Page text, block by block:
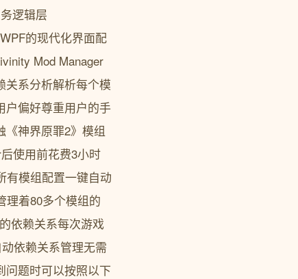
逻辑层
的现代化界面配
Mod Manager
关系分析解析每个模
户偏好尊重用户的手
神界原罪2》模组
使用前花费3小时
有模组配置一键自动
理着80多个模组的
依赖关系每次游戏
依赖关系管理无需
问题时可以按照以下